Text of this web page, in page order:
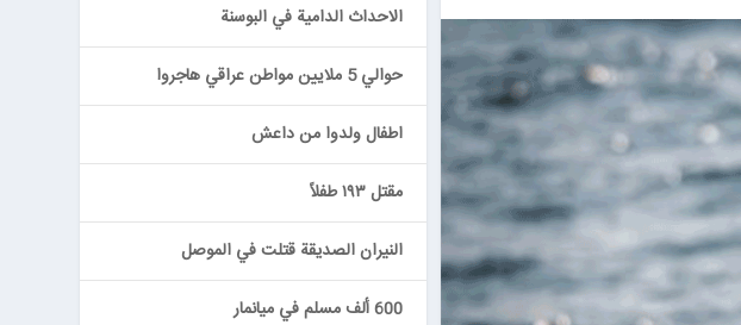
الاحداث الدامية في البوسنة
حوالي 5 ملايين مواطن عراقي هاجروا
اطفال ولدوا من داعش
مقتل ١٩٣ طفلاً
النيران الصديقة قتلت في الموصل
600 ألف مسلم في ميانمار